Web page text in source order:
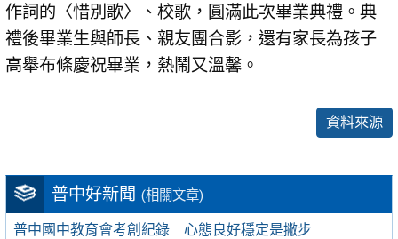
普中好新聞 (相關文章)
普中國中教育會考創紀錄 心態良好穩定是撇步
作詞的〈惜別歌〉、校歌，圓滿此次畢業典禮。典
禮後畢業生與師長、親友團合影，還有家長為孩子
高舉布條慶祝畢業，熱鬧又溫馨。
資料來源